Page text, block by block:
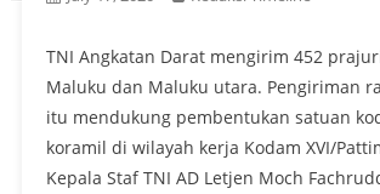
TNI Angkatan Darat mengirim 452
Maluku dan Maluku utara. Pengiriman
itu mendukung pembentukan satuan
koramil di wilayah kerja Kodam XVI/
Kepala Staf TNI AD Letjen Moch